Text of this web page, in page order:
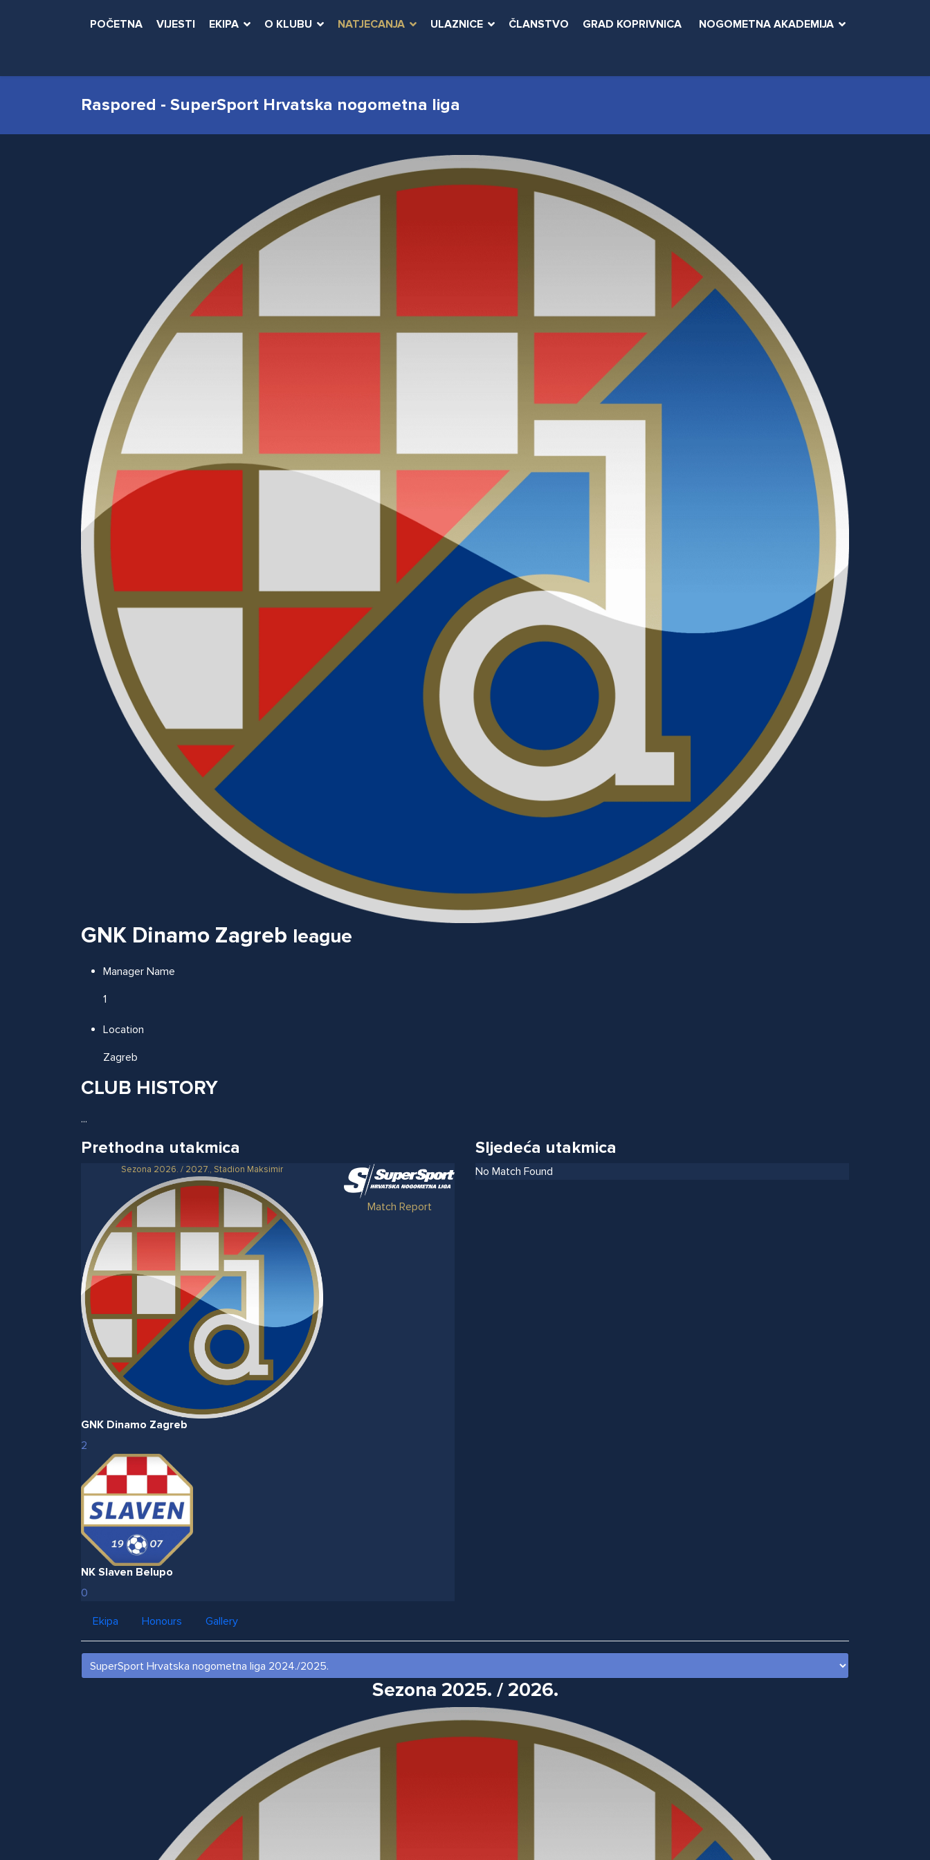
POČETNA VIJESTI EKIPA O KLUBU NATJECANJA ULAZNICE ČLANSTVO GRAD KOPRIVNICA NOGOMETNA AKADEMIJA
Raspored - SuperSport Hrvatska nogometna liga
GNK Dinamo Zagreb league
Manager Name
1
Location
Zagreb
CLUB HISTORY
...
Prethodna utakmica
Sezona 2026. / 2027., Stadion Maksimir
GNK Dinamo Zagreb
2
NK Slaven Belupo
0
Match Report
Sljedeća utakmica
No Match Found
Ekipa Honours Gallery
Sezona 2025. / 2026.